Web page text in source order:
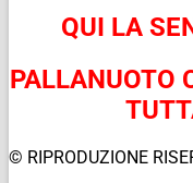
QUI LA
PALLANUOTO
© RIPRODUZIONE